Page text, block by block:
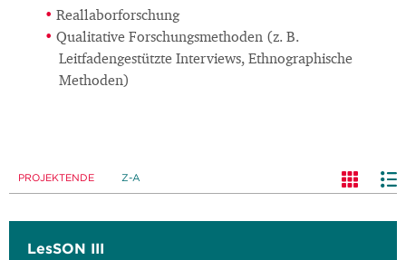
Reallaborforschung
Qualitative Forschungsmethoden (z. B.
Leitfadengestützte Interviews, Ethnographische
Methoden)
PROJEKTENDE Z-A
LesSON III